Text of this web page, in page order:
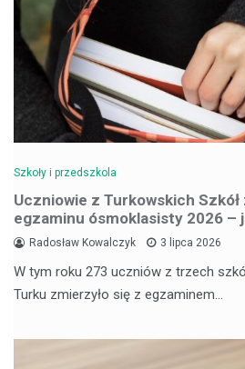
Szkoły i przedszkola
Uczniowie z Turkowskich Szkół
egzaminu ósmoklasisty 2026 –
Radosław Kowalczyk 3 lipca 2026
W tym roku 273 uczniów z trzech
Turku zmierzyło się z egzaminem…